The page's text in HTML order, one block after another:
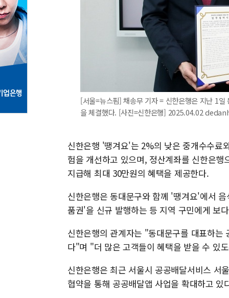
[서울=뉴스핌] 채송무 기자 = 신한은행은 지난 1
을 체결했다. [사진=신한은행] 2025.04.02
신한은행 '땡겨요'는 2%의 낮은 중개수수료
험을 개선하고 있으며, 정산계좌를 신한은
지급해 최대 30만원의 혜택을 제공한다.
신한은행은 동대문구와 함께 '땡겨요'에서
품권'을 신규 발행하는 등 지역 구민에게 보
신한은행의 관계자는 "동대문구를 대표하는
다"며 "더 많은 고객들이 혜택을 받을 수 있
신한은행은 최근 서울시 공공배달서비스 서
협약을 통해 공공배달앱 사업을 확대하고 있